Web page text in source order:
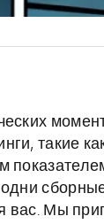
такие
вас. Мы